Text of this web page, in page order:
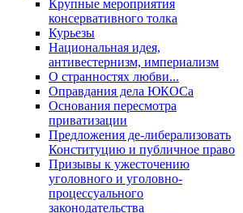
Крупные мероприятия
консервативного толка
Курьезы
Национальная идея,
антивестернизм, империализм
О странностях любви...
Оправдания дела ЮКОСа
Основания пересмотра
приватизации
Предложения де-либерализовать
Конституцию и публичное право
Призывы к ужесточению
уголовного и уголовно-
процессуального
законодательства